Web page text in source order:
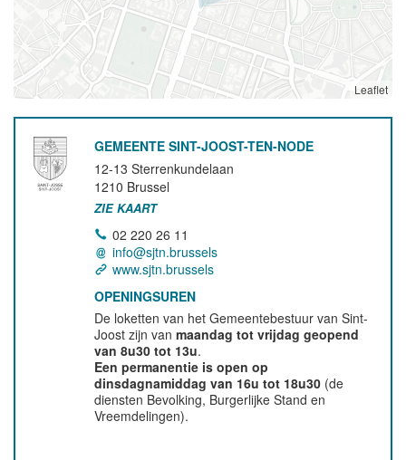
Leaflet
GEMEENTE SINT-JOOST-TEN-NODE
12-13 Sterrenkundelaan
1210 Brussel
ZIE KAART
02 220 26 11
info@sjtn.brussels
www.sjtn.brussels
OPENINGSUREN
De loketten van het Gemeentebestuur van Sint-
Joost zijn vanmaandag tot vrijdag geopend
van 8u30 tot 13u.
Een permanentie is open op
dinsdagnamiddag van 16u tot 18u30 (de
diensten Bevolking, Burgerlijke Stand en
Vreemdelingen).